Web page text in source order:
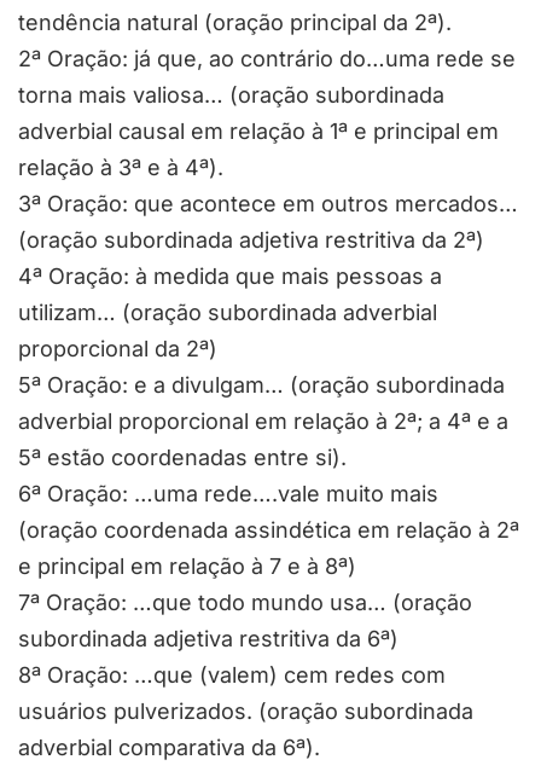
tendência natural (oração principal da 2ª).
2ª Oração: já que, ao contrário do…uma rede se
torna mais valiosa… (oração subordinada
adverbial causal em relação à 1ª e principal em
relação à 3ª e à 4ª).
3ª Oração: que acontece em outros mercados…
(oração subordinada adjetiva restritiva da 2ª)
4ª Oração: à medida que mais pessoas a
utilizam… (oração subordinada adverbial
proporcional da 2ª)
5ª Oração: e a divulgam… (oração subordinada
adverbial proporcional em relação à 2ª; a 4ª e a
5ª estão coordenadas entre si).
6ª Oração: …uma rede….vale muito mais
(oração coordenada assindética em relação à 2ª
e principal em relação à 7 e à 8ª)
7ª Oração: …que todo mundo usa… (oração
subordinada adjetiva restritiva da 6ª)
8ª Oração: …que (valem) cem redes com
usuários pulverizados. (oração subordinada
adverbial comparativa da 6ª).